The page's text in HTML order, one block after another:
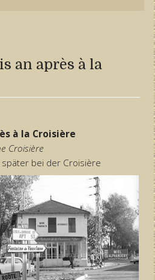
an après à la
à la Croisière
Croisière
bei der Croisière